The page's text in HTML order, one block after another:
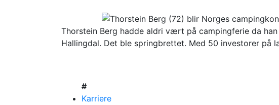
Thorstein Berg hadde aldri vært på campingferie da
Hallingdal. Det ble springbrettet. Med 50 investorer på
#
Karriere